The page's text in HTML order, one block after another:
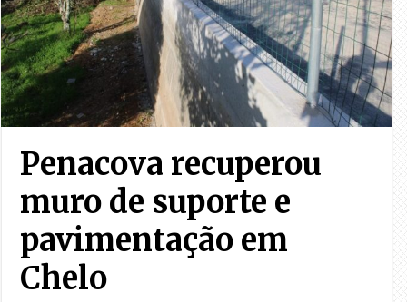
Penacova recuperou
muro de suporte e
pavimentação em
Chelo